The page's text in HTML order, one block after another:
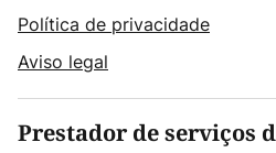
Política de privacidade
Aviso legal
Prestador de serviços